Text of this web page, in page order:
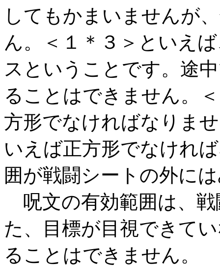
してもかまいませんが
ん。＜１＊３＞といえ
スということです。途
ることはできません。
方形でなければなりま
いえば正方形でなけれ
囲が戦闘シートの外に
呪文の有効範囲は、
た、目標が目視できて
ることはできません。